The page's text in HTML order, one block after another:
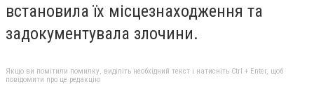
встановила їх місцезнаходження та
задокументувала злочини.
Якщо ви помітили помилку, виділіть необхідний текст і натисніть Ctrl + Enter, щоб
повідомити про це редакцію